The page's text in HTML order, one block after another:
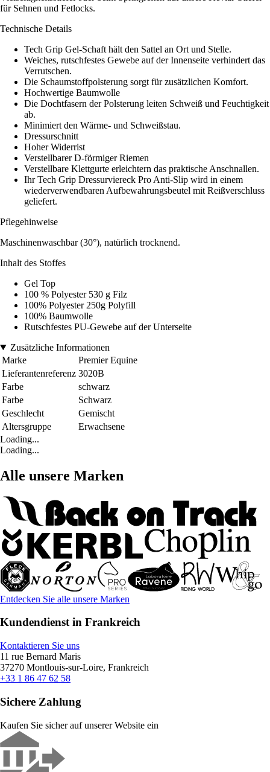
für Sehnen und Fetlocks.
Technische Details
Tech Grip Gel-Schaft hält den Sattel an Ort und Stelle.
Weiches, rutschfestes Gewebe auf der Innenseite verhindert das
Verrutschen.
Die Schaumstoffpolsterung sorgt für zusätzlichen Komfort.
Hochwertige Baumwolle
Die Dochtfasern der Polsterung leiten Schweiß und Feuchtigkeit
ab.
Minimiert den Wärme- und Schweißstau.
Dressurschnitt
Hoher Widerrist
Verstellbarer D-förmiger Riemen
Verstellbare Klettgurte erleichtern das praktische Anschnallen.
Ihr Tech Grip Dressurviereck Pro Anti-Slip wird in einem
wiederverwendbaren Aufbewahrungsbeutel mit Reißverschluss
geliefert.
Pflegehinweise
Maschinenwaschbar (30°), natürlich trocknend.
Inhalt des Stoffes
Gel Top
100 % Polyester 530 g Filz
100% Polyester 250g Polyfill
100% Baumwolle
Rutschfestes PU-Gewebe auf der Unterseite
Zusätzliche Informationen
Marke
Premier Equine
Lieferantenreferenz 3020B
Farbe
schwarz
Farbe
Schwarz
Geschlecht
Gemischt
Altersgruppe
Erwachsene
Loading...
Loading...
Alle unsere Marken
Entdecken Sie alle unsere Marken
Kundendienst in Frankreich
Kontaktieren Sie uns
11 rue Bernard Maris
37270 Montlouis-sur-Loire, Frankreich
+33 1 86 47 62 58
Sichere Zahlung
Kaufen Sie sicher auf unserer Website ein